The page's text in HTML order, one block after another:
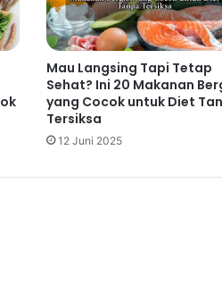
Mau Langsing Tapi Tetap
Sehat? Ini 20 Makanan
yang Cocok untuk Diet
Tersiksa
12 Juni 2025